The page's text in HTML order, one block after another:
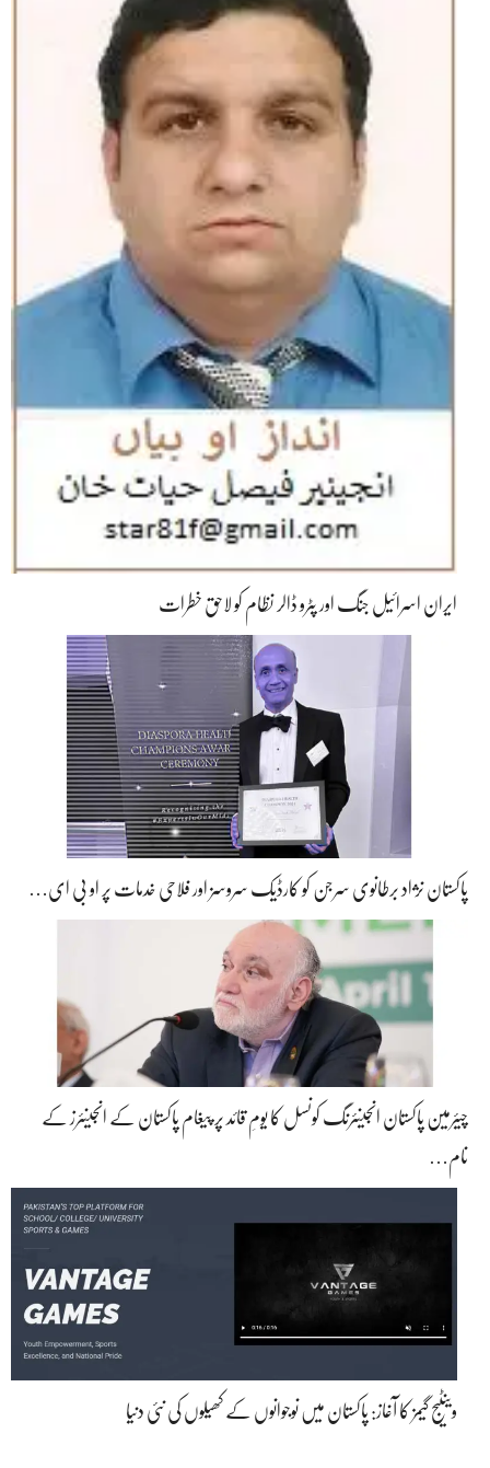
ایران اسرائیل جنگ اور پٹرو ڈالر نظام کو لاحق خطرات
پاکستان نژاد برطانوی سرجن کو کارڈیک سروسز اور فلاحی خدمات پر او بی ای…
چیئرمین پاکستان انجینئرنگ کونسل کا یومِ قائد پر پیغام پاکستان کے انجینئرز کے
نام…
وینٹیج گیمز کا آغاز: پاکستان میں نوجوانوں کے کھیلوں کی نئی دنیا